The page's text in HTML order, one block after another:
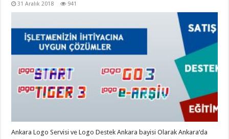
31 Aralık 2018 941
Ankara Logo Servisi ve Logo Destek Ankara bayisi Olarak Ankara‘da